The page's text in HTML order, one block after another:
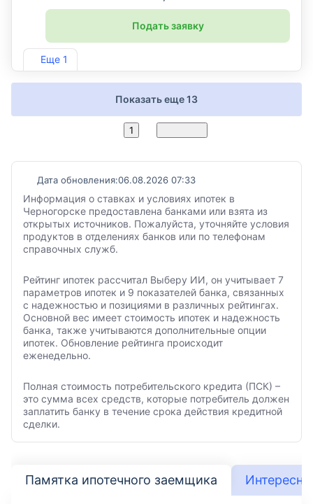
Еще 1
Подать заявку
Лиц. №3349
Показать еще 13
1
Дата обновления:06.08.2026 07:33
Информация о ставках и условиях ипотек в
Черногорске предоставлена банками или взята из
открытых источников. Пожалуйста, уточняйте условия
продуктов в отделениях банков или по телефонам
справочных служб.
Рейтинг ипотек рассчитал Выберу ИИ, он учитывает 7
параметров ипотек и 9 показателей банка, связанных
с надежностью и позициями в различных рейтингах.
Основной вес имеет стоимость ипотек и надежность
банка, также учитываются дополнительные опции
ипотек. Обновление рейтинга происходит
еженедельно.
Полная стоимость потребительского кредита (ПСК) –
это сумма всех средств, которые потребитель должен
заплатить банку в течение срока действия кредитной
сделки.
Памятка ипотечного заемщика